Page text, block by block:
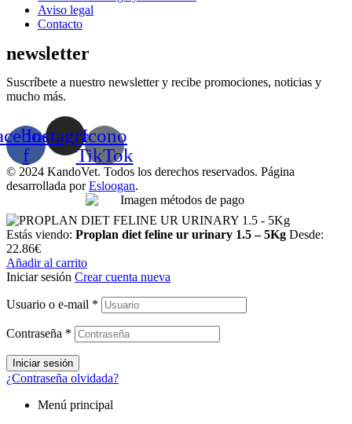
Aviso legal
Contacto
newsletter
Suscríbete a nuestro newsletter y recibe promociones, noticias y
mucho más.
f
InstagramIcono
TikTok
© 2024 KandoVet. Todos los derechos reservados. Página
desarrollada porEsloogan.
Estás viendo: Proplan diet feline ur urinary 1.5 – 5Kg Desde:
22.86€
Añadir al carrito
Iniciar sesión Crear cuenta nueva
Usuario o e-mail *
Contraseña *
Iniciar sesión
¿Contraseña olvidada?
Menú principal